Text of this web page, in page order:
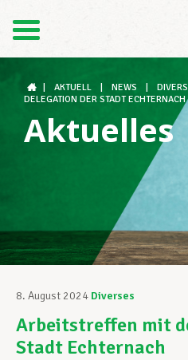
Der LCGB
Unterstützung im
Ihre Rechte
AKTUELL NEWS
DELEGATION DER STADT ECHTERNACH
Aktuelles
8. August 2024 Diverses
Arbeitstreffen mit
Stadt Echternach